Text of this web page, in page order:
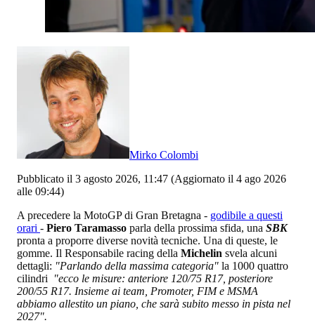
Mirko Colombi
Pubblicato il 3 agosto 2026, 11:47 (Aggiornato il 4 ago 2026
alle 09:44)
A precedere la MotoGP di Gran Bretagna - godibile a questi
orari - Piero Taramasso parla della prossima sfida, una SBK
pronta a proporre diverse novità tecniche. Una di queste, le
gomme. Il Responsabile racing della Michelin svela alcuni
dettagli: "Parlando della massima categoria" la 1000 quattro
cilindri
"ecco le misure: anteriore 120/75 R17, posteriore
200/55 R17. Insieme ai team, Promoter, FIM e MSMA
abbiamo allestito un piano, che sarà subito messo in pista nel
2027".